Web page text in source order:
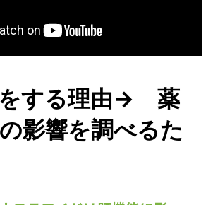
をする理由→ 薬
影響を調べるた